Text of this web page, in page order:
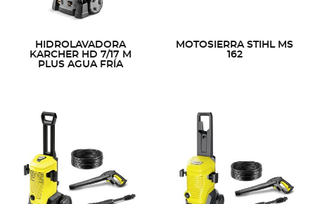
HIDROLAVADORA
KARCHER HD 7/17 M
PLUS AGUA FRÍA
MOTOSIERRA STIHL MS
162